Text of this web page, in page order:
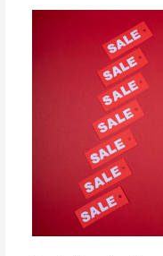
KARIJERI